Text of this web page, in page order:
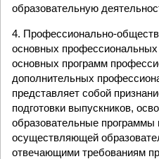
образовательную
4. Профессионально-
основных
основных программ
дополнительных
представляет собой
подготовки выпускников,
образовательные программы
осуществляющей
отвечающими требованиям